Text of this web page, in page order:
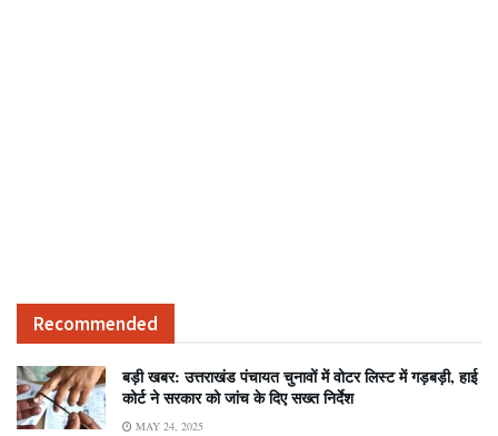
Recommended
बड़ी खबर: उत्तराखंड पंचायत चुनावों में वोटर लिस्ट में गड़बड़ी, हाई
कोर्ट ने सरकार को जांच के दिए सख्त निर्देश
MAY 24, 2025